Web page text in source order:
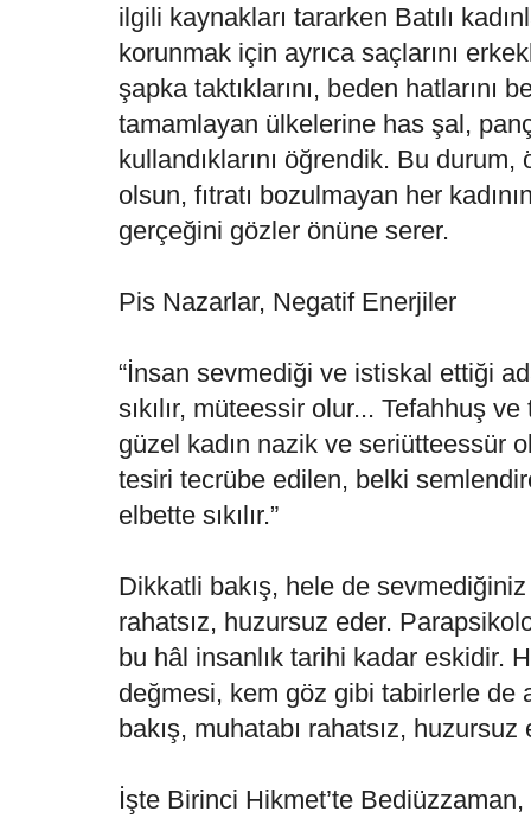
ilgili kaynakları tararken Batılı
korunmak için ayrıca saçlarını
şapka taktıklarını, beden hatlarını
tamamlayan ülkelerine has şal,
kullandıklarını öğrendik. Bu durum,
olsun, fıtratı bozulmayan her
gerçeğini gözler önüne serer.
Pis Nazarlar, Negatif Enerjiler
“İnsan sevmediği ve istiskal ettiği
sıkılır, müteessir olur... Tefahhuş
güzel kadın nazik ve seriütteessür
tesiri tecrübe edilen, belki
elbette sıkılır.”
Dikkatli bakış, hele de
rahatsız, huzursuz eder.
bu hâl insanlık tarihi kadar eskidir.
değmesi, kem göz gibi tabirlerle de
bakış, muhatabı rahatsız, huzursuz
İşte Birinci Hikmet’te Bediüzzaman,